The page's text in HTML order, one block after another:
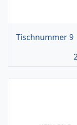
Tischnummer 9